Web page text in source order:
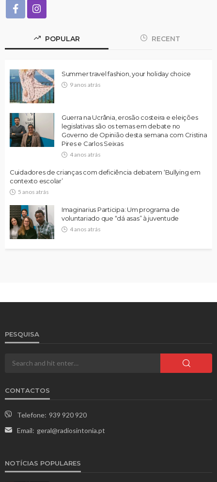
POPULAR RECENT
Summer travel fashion, your holiday choice
9 anos atrás
Guerra na Ucrânia, erosão costeira e eleições
legislativas são os temas em debate no
Governo de Opinião desta semana com Cristina
Pires e Carlos Seixas
4 anos atrás
Cuidadores de crianças com deficiência debatem ‘Bullying em
contexto escolar’
5 anos atrás
Imaginarius Participa: Um programa de
voluntariado que “dá asas” à juventude
4 anos atrás
PESQUISA
CONTACTOS
Telefone: 939 920 920
Email: geral@radiosintonia.pt
NOTÍCIAS POPULARES